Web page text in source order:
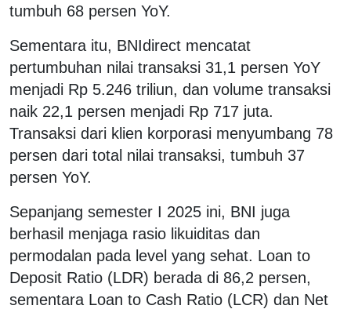
tumbuh 68 persen YoY.
Sementara itu, BNIdirect mencatat
pertumbuhan nilai transaksi 31,1 persen YoY
menjadi Rp 5.246 triliun, dan volume transaksi
naik 22,1 persen menjadi Rp 717 juta.
Transaksi dari klien korporasi menyumbang 78
persen dari total nilai transaksi, tumbuh 37
persen YoY.
Sepanjang semester I 2025 ini, BNI juga
berhasil menjaga rasio likuiditas dan
permodalan pada level yang sehat. Loan to
Deposit Ratio (LDR) berada di 86,2 persen,
sementara Loan to Cash Ratio (LCR) dan Net